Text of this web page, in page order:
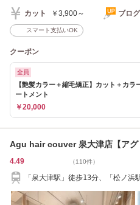
カット ￥3,900～ ブログ
スマート支払いOK
クーポン
全員
【艶髪カラー＋縮毛矯正】カット＋カラ
ートメント
￥20,000
Agu hair couver 泉大津店【アグ
4.49 （110件）
「泉大津駅」徒歩13分、「松ノ浜